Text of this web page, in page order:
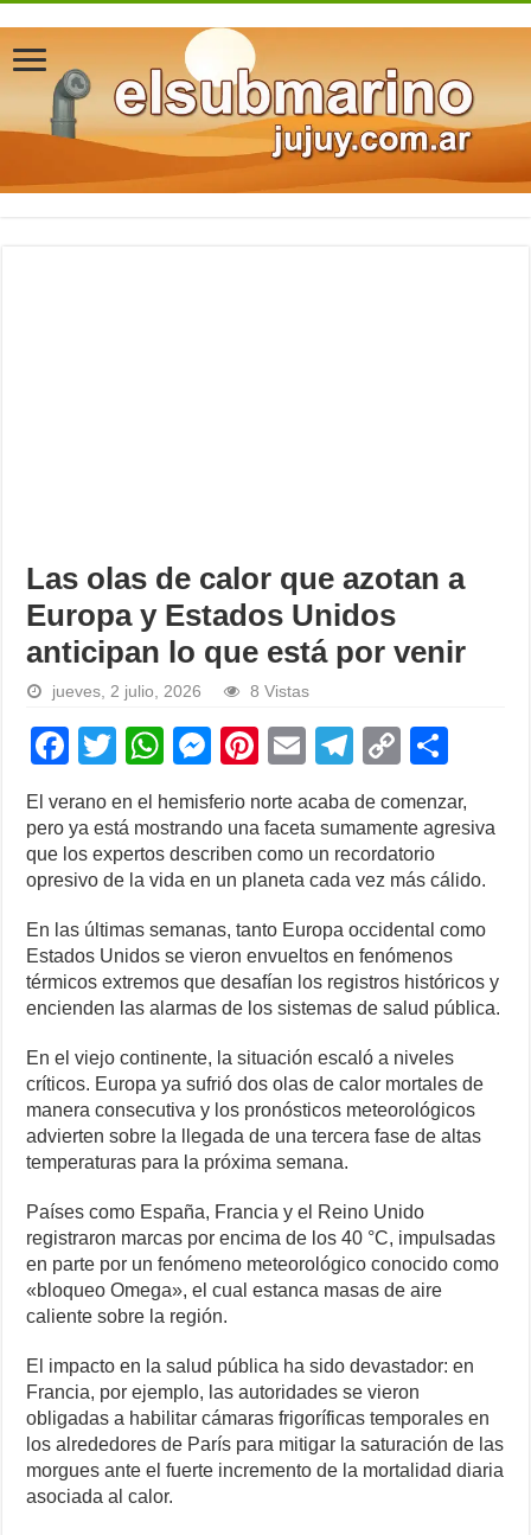
Las olas de calor que azotan a
Europa y Estados Unidos
anticipan lo que está por venir
jueves, 2 julio, 2026 8 Vistas
F
c
e
b
o
o
k
T
wi
tt
er
W
at
s
A
p
p
M
e
ss
e
n
g
er
Pi
er
e
st
E
m
ail
T
el
e
gr
a
m
C
p
y
Li
n
k
ar
El verano en el hemisferio norte acaba de comenzar,
pero ya está mostrando una faceta sumamente agresiva
que los expertos describen como un recordatorio
opresivo de la vida en un planeta cada vez más cálido.
En las últimas semanas, tanto Europa occidental como
Estados Unidos se vieron envueltos en fenómenos
térmicos extremos que desafían los registros históricos y
encienden las alarmas de los sistemas de salud pública.
En el viejo continente, la situación escaló a niveles
críticos. Europa ya sufrió dos olas de calor mortales de
manera consecutiva y los pronósticos meteorológicos
advierten sobre la llegada de una tercera fase de altas
temperaturas para la próxima semana.
Países como España, Francia y el Reino Unido
registraron marcas por encima de los 40 °C, impulsadas
en parte por un fenómeno meteorológico conocido como
«bloqueo Omega», el cual estanca masas de aire
caliente sobre la región.
El impacto en la salud pública ha sido devastador: en
Francia, por ejemplo, las autoridades se vieron
obligadas a habilitar cámaras frigoríficas temporales en
los alrededores de París para mitigar la saturación de las
morgues ante el fuerte incremento de la mortalidad diaria
asociada al calor.